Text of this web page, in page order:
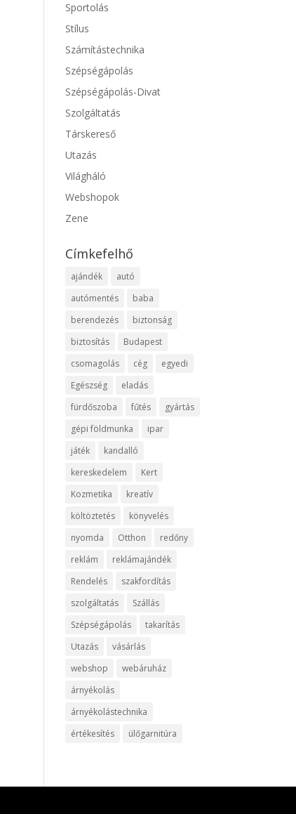
Sportolás
Stílus
Számítástechnika
Szépségápolás
Szépségápolás-Divat
Szolgáltatás
Társkereső
Utazás
Világháló
Webshopok
Zene
Címkefelhő
ajándék
autó
autómentés
baba
berendezés
biztonság
biztosítás
Budapest
csomagolás
cég
egyedi
Egészség
eladás
fürdőszoba
fűtés
gyártás
gépi földmunka
ipar
játék
kandalló
kereskedelem
Kert
Kozmetika
kreatív
költöztetés
könyvelés
nyomda
Otthon
redőny
reklám
reklámajándék
Rendelés
szakfordítás
szolgáltatás
Szállás
Szépségápolás
takarítás
Utazás
vásárlás
webshop
webáruház
árnyékolás
árnyékolástechnika
értékesítés
ülőgarnitúra